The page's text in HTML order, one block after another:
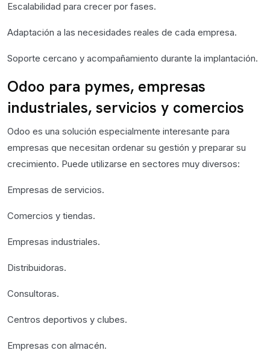
Escalabilidad para crecer por fases.
Adaptación a las necesidades reales de cada empresa.
Soporte cercano y acompañamiento durante la implantación.
Odoo para pymes, empresas
industriales, servicios y comercios
Odoo es una solución especialmente interesante para
empresas que necesitan ordenar su gestión y preparar su
crecimiento. Puede utilizarse en sectores muy diversos:
Empresas de servicios.
Comercios y tiendas.
Empresas industriales.
Distribuidoras.
Consultoras.
Centros deportivos y clubes.
Empresas con almacén.